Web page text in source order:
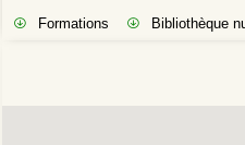
Formations
Bibliothèque